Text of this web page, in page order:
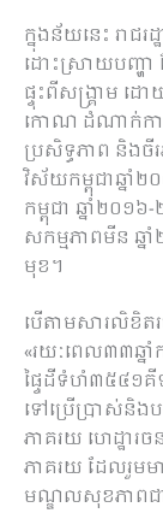
ក្នុង​ន័យ​នេះ រាជរ
ដោះស្រាយ​បញ្ហ
ផ្ទុះ​ពី​សង្គ្រាម ដ
កោណ ដំណាក់កា
ប្រសិទ្ធភាព និង​ចី
វិស័យ​កម្ពុជា​ឆ្នាំ​
កម្ពុជា ឆ្នាំ​២០
សកម្មភាព​មីន ឆ្
មុខ​។
បើ​តាម​សារលិខិ
«រយៈពេល​៣៣​ឆ្ន
ផ្ទៃដី​ទំហំ៣៥៤១​គី
ទៅ​ប្រើប្រាស់​និង​
ភាគរយ ហេដ្ឋារ
ភាគរយ ដែល​រួម​
មណ្ឌល​សុខភាព​ជ